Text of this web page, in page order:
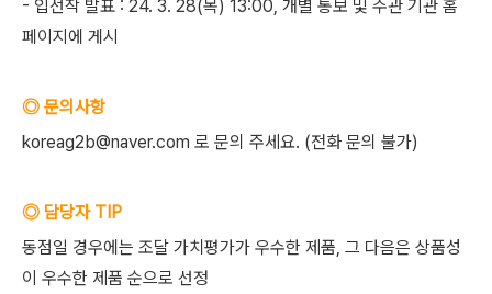
- 입선작 발표 : 24. 3. 28(목) 13:00, 개별 통보 및 주관 기관 홈
페이지에 게시
◎ 문의사항
koreag2b@naver.com 로 문의 주세요. (전화 문의 불가)
◎ 담당자 TIP
동점일 경우에는 조달 가치평가가 우수한 제품, 그 다음은 상품성
이 우수한 제품 순으로 선정